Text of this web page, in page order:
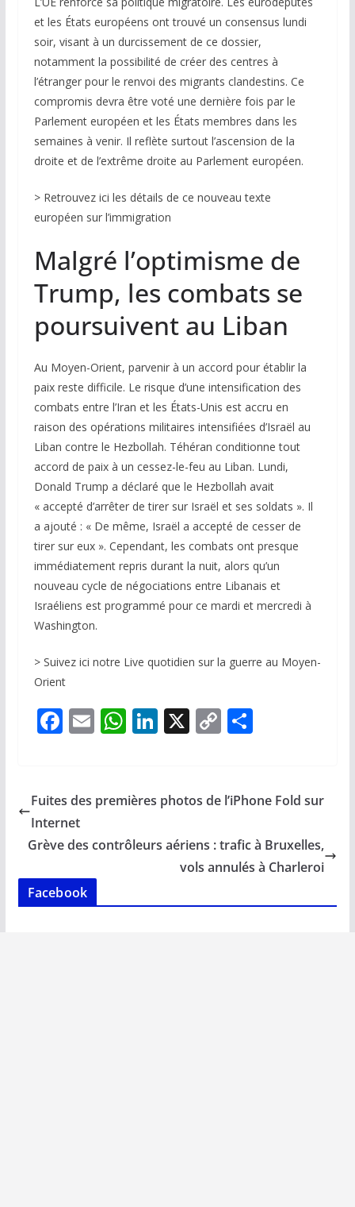
et les États européens ont trouvé un consensus lundi
soir, visant à un durcissement de ce dossier,
notamment la possibilité de créer des centres à
l’étranger pour le renvoi des migrants clandestins. Ce
compromis devra être voté une dernière fois par le
Parlement européen et les États membres dans les
semaines à venir. Il reflète surtout l’ascension de la
droite et de l’extrême droite au Parlement européen.
> Retrouvez ici les détails de ce nouveau texte
européen sur l’immigration
Malgré l’optimisme de
Trump, les combats se
poursuivent au Liban
Au Moyen-Orient, parvenir à un accord pour établir la
paix reste difficile. Le risque d’une intensification des
combats entre l’Iran et les États-Unis est accru en
raison des opérations militaires intensifiées d’Israël au
Liban contre le Hezbollah. Téhéran conditionne tout
accord de paix à un cessez-le-feu au Liban. Lundi,
Donald Trump a déclaré que le Hezbollah avait
« accepté d’arrêter de tirer sur Israël et ses soldats ». Il
a ajouté : « De même, Israël a accepté de cesser de
tirer sur eux ». Cependant, les combats ont presque
immédiatement repris durant la nuit, alors qu’un
nouveau cycle de négociations entre Libanais et
Israéliens est programmé pour ce mardi et mercredi à
Washington.
> Suivez ici notre Live quotidien sur la guerre au Moyen-
Orient
F
b
o
o
k
E
l
W
s
p
Li
e
n
X C
y
n
k
P
g
Fuites des premières photos de l’iPhone Fold sur
Internet
Grève des contrôleurs aériens : trafic à Bruxelles,
vols annulés à Charleroi
Facebook